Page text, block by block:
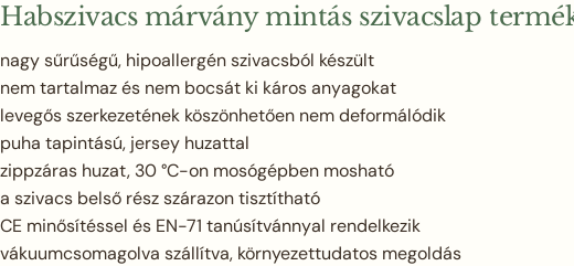
Habszivacs márvány mintás szivacslap
nagy sűrűségű, hipoallergén szivacsból készült
nem tartalmaz és nem bocsát ki káros anyagokat
levegős szerkezetének köszönhetően nem deformálódik
puha tapintású, jersey huzattal
zippzáras huzat, 30 °C-on mosógépben mosható
a szivacs belső rész szárazon tisztítható
CE minősítéssel és EN-71 tanúsítvánnyal rendelkezik
vákuumcsomagolva szállítva, környezettudatos megoldás